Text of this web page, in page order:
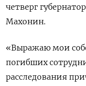
четверг
Махонин.
«Выражаю мои
погибших
расследования